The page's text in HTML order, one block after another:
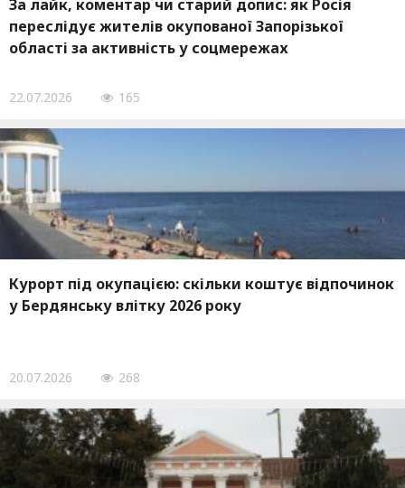
За лайк, коментар чи старий допис: як Росія
переслідує жителів окупованої Запорізької
області за активність у соцмережах
22.07.2026 165
Курорт під окупацією: скільки коштує відпочинок
у Бердянську влітку 2026 року
20.07.2026 268